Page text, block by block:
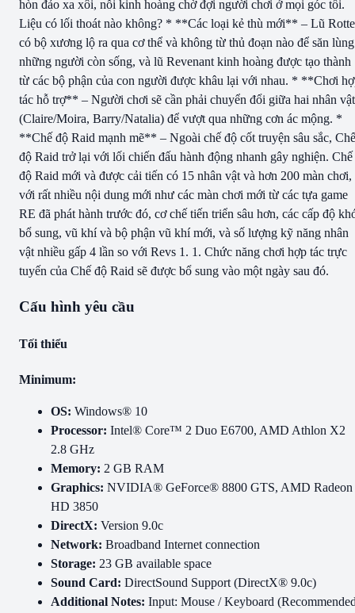
hòn đảo xa xôi, nỗi kinh hoàng chờ đợi người chơi ở mọi góc tối.
Liệu có lối thoát nào không? * **Các loại kẻ thù mới** – Lũ
có bộ xương lộ ra qua cơ thể và không từ thủ đoạn nào để săn lùng
những người còn sống, và lũ Revenant kinh hoàng được tạo thành
từ các bộ phận của con người được khâu lại với nhau. * **Chơi
tác hỗ trợ** – Người chơi sẽ cần phải chuyển đổi giữa hai nhân vật
(Claire/Moira, Barry/Natalia) để vượt qua những cơn ác mộng. *
**Chế độ Raid mạnh mẽ** – Ngoài chế độ cốt truyện sâu sắc, Chế
độ Raid trở lại với lối chiến đấu hành động nhanh gây nghiện. Chế
độ Raid mới và được cải tiến có 15 nhân vật và hơn 200 màn chơi,
với rất nhiều nội dung mới như các màn chơi mới từ các tựa game
RE đã phát hành trước đó, cơ chế tiến triển sâu hơn, các cấp độ
bổ sung, vũ khí và bộ phận vũ khí mới, và số lượng kỹ năng nhân
vật nhiều gấp 4 lần so với Revs 1. 1. Chức năng chơi hợp tác trực
tuyến của Chế độ Raid sẽ được bổ sung vào một ngày sau đó.
Cấu hình yêu cầu
Tối thiểu
Minimum:
OS: Windows® 10
Processor: Intel® Core™ 2 Duo E6700, AMD Athlon X2
2.8 GHz
Memory: 2 GB RAM
Graphics: NVIDIA® GeForce® 8800 GTS, AMD Radeon
HD 3850
DirectX: Version 9.0c
Network: Broadband Internet connection
Storage: 23 GB available space
Sound Card: DirectSound Support (DirectX® 9.0c)
Additional Notes: Input: Mouse / Keyboard